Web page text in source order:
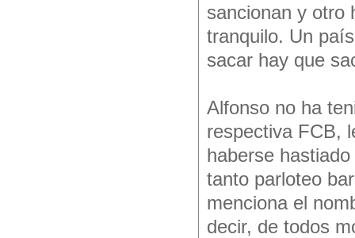
sancionan y otro
tranquilo. Un
sacar hay que
Alfonso no ha
respectiva FCB,
haberse
tanto parloteo
menciona el
decir, de todos